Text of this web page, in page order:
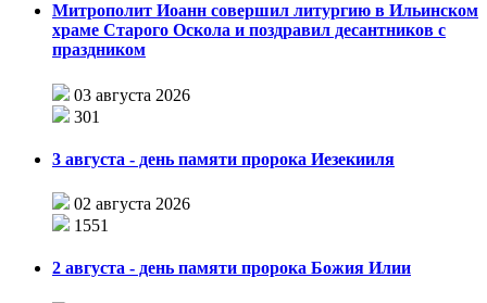
Митрополит Иоанн совершил литургию в Ильинском
храме Старого Оскола и поздравил десантников с
праздником
03 августа 2026
301
3 августа - день памяти пророка Иезекииля
02 августа 2026
1551
2 августа - день памяти пророка Божия Илии